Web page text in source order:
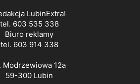
LubinExtra!
tel. 603 535 338
Biuro reklamy
tel. 603 914 338
Modrzewiowa 12a
59-300 Lubin